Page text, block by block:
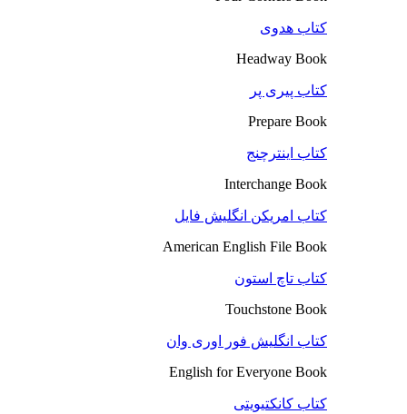
کتاب هدوی
Headway Book
کتاب پیری پر
Prepare Book
کتاب اینترچنج
Interchange Book
کتاب امریکن انگلیش فایل
American English File Book
کتاب تاچ استون
Touchstone Book
کتاب انگلیش فور اوری وان
English for Everyone Book
کتاب کانکتیویتی